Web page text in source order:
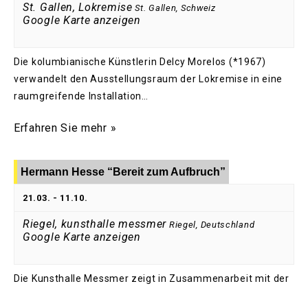
St. Gallen, Lokremise St. Gallen, Schweiz
Google Karte anzeigen
Die kolumbianische Künstlerin Delcy Morelos (*1967)
verwandelt den Ausstellungsraum der Lokremise in eine
raumgreifende Installation…
Erfahren Sie mehr »
Hermann Hesse “Bereit zum Aufbruch”
21.03. - 11.10.
Riegel, kunsthalle messmer Riegel, Deutschland
Google Karte anzeigen
Die Kunsthalle Messmer zeigt in Zusammenarbeit mit der